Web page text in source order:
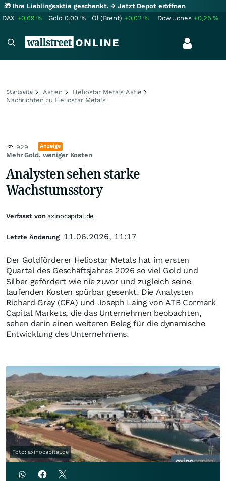
🎁 Ihre Lieblingsaktie geschenkt.→ Jetzt Depot eröffnen
DAX +0,69% Gold 0,00 % Öl (Brent) +0,02% Dow Jones +0,25%
Startseite Aktien
Heliostar Metals Aktie
Nachrichten zu Heliostar Metals
Mehr Gold, weniger Kosten
929 Anzeige
Analysten sehen starke
Wachstumsstory
Der Goldförderer Heliostar Metals hat im ersten
Quartal des Geschäftsjahres 2026 so viel Gold und
Silber gefördert wie nie zuvor und zugleich seine
laufenden Kosten spürbar gesenkt. Die Analysten
Richard Gray (CFA) und Joseph Laing von ATB Cormark
Capital Markets, die das Unternehmen beobachten,
sehen darin einen weiteren Beleg für die dynamische
Entwicklung des Unternehmens.
Foto: axinocapital.de
Verfasst vonaxinocapital.de
Letzte Änderung 11.06.2026, 11:17